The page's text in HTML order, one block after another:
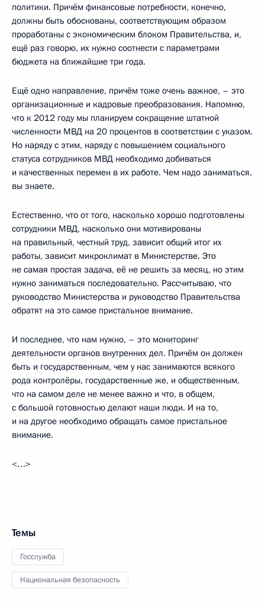
политики. Причём финансовые потребности, конечно,
должны быть обоснованы, соответствующим образом
проработаны с экономическим блоком Правительства, и,
ещё раз говорю, их нужно соотнести с параметрами
бюджета на ближайшие три года.
Ещё одно направление, причём тоже очень важное, – это
организационные и кадровые преобразования. Напомню,
что к 2012 году мы планируем сокращение штатной
численности МВД на 20 процентов в соответствии с указом.
Но наряду с этим, наряду с повышением социального
статуса сотрудников МВД необходимо добиваться
и качественных перемен в их работе. Чем надо заниматься,
вы знаете.
Естественно, что от того, насколько хорошо подготовлены
сотрудники МВД, насколько они мотивированы
на правильный, честный труд, зависит общий итог их
работы, зависит микроклимат в Министерстве. Это
не самая простая задача, её не решить за месяц, но этим
нужно заниматься последовательно. Рассчитываю, что
руководство Министерства и руководство Правительства
обратят на это самое пристальное внимание.
И последнее, что нам нужно, – это мониторинг
деятельности органов внутренних дел. Причём он должен
быть и государственным, чем у нас занимаются всякого
рода контролёры, государственные же, и общественным,
что на самом деле не менее важно и что, в общем,
с большой готовностью делают наши люди. И на то,
и на другое необходимо обращать самое пристальное
внимание.
<…>
Темы
Госслужба
Национальная безопасность